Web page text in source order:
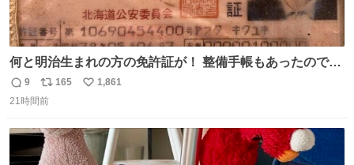
何と明治生まれの方の免許証が！ 整備手帳もあったのでこ
の方は新車で買われてるようです 住所調べても既に家はな
くAIに聞いたりリサーチ力の凄い酷道仲間に調べてもらっ
分の手でこの免許証を親族の方に返したいと思っていて今
回実現しそうです
返
信
9
リ
ポ
ト
数
165
い
数
1,861
21時間前